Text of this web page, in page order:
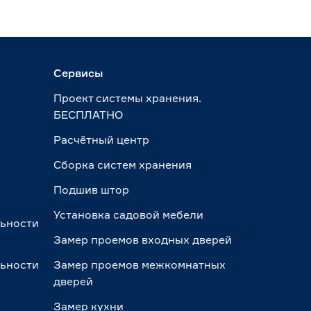
Сервисы
Проект системы хранения.
БЕСПЛАТНО
Расчётный центр
Сборка систем хранения
Подшив штор
Установка садовой мебели
Замер проемов входных дверей
Замер проемов межкомнатных
дверей
Замер кухни